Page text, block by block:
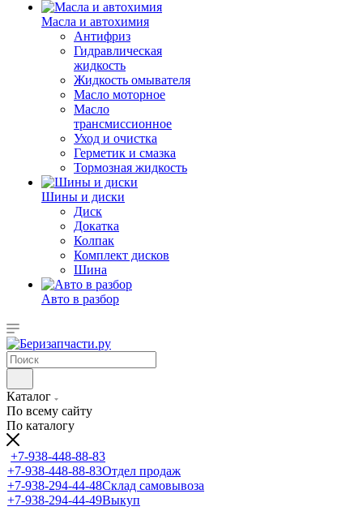
Масла и автохимия
Антифриз
Гидравлическая
жидкость
Жидкость омывателя
Масло моторное
Масло
трансмиссионное
Уход и очистка
Герметик и смазка
Тормозная жидкость
Шины и диски
Диск
Докатка
Колпак
Комплект дисков
Шина
Авто в разбор
Каталог
По всему сайту
По каталогу
+7-938-448-88-83
+7-938-448-88-83Отдел продаж
+7-938-294-44-48Склад самовывоза
+7-938-294-44-49Выкуп